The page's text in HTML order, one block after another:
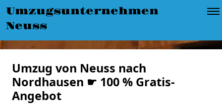
Umzugsunternehmen
Neuss
Umzug von Neuss nach
Nordhausen ☛ 100 % Gratis-
Angebot